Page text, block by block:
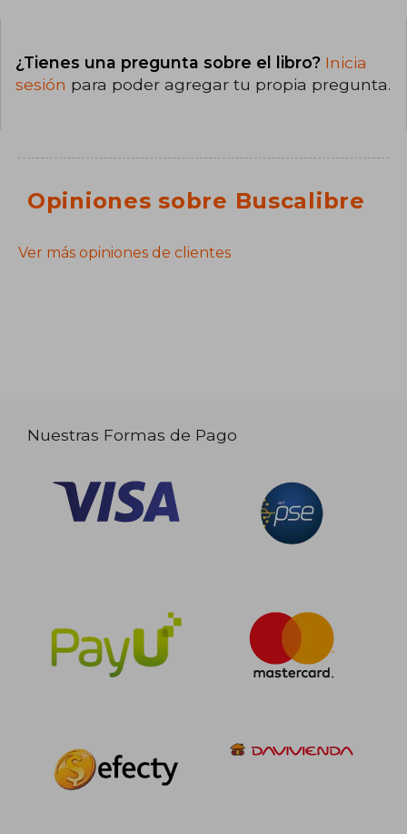
¿Tienes una pregunta sobre el libro? Inicia
sesión para poder agregar tu propia pregunta.
Opiniones sobre Buscalibre
Ver más opiniones de clientes
Nuestras Formas de Pago